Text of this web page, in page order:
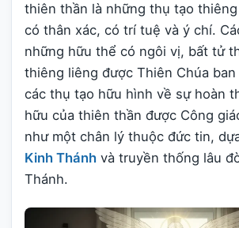
thiên thần là những thụ tạo
có thân xác, có trí tuệ và ý chí.
những hữu thể có ngôi vị, bất tử
thiêng liêng được Thiên Chúa
các thụ tạo hữu hình về sự hoàn
hữu của thiên thần được Công
như một chân lý thuộc đức tin,
Kinh Thánh và truyền thống lâu
Thánh.